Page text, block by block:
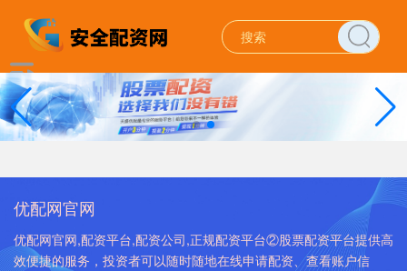
优配网官网
优配网官网,配资平台,配资公司,正规配资平台②股票配资平台提供高
效便捷的服务，投资者可以随时随地在线申请配资、查看账户信